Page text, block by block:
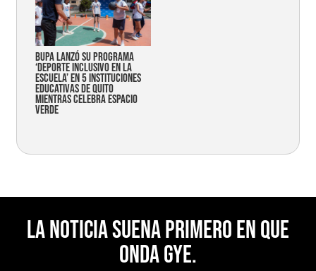
Bupa lanzó su programa
‘Deporte Inclusivo en la
Escuela’ en 5 instituciones
educativas de Quito
mientras celebra espacio
verde
La noticia suena primero en Que
Onda Gye.